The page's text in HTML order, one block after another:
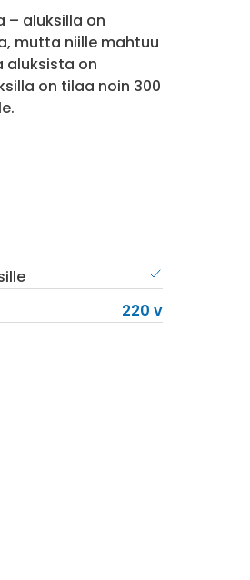
– aluksilla on
mutta niille mahtuu
aluksista on
on tilaa noin 300
220 v